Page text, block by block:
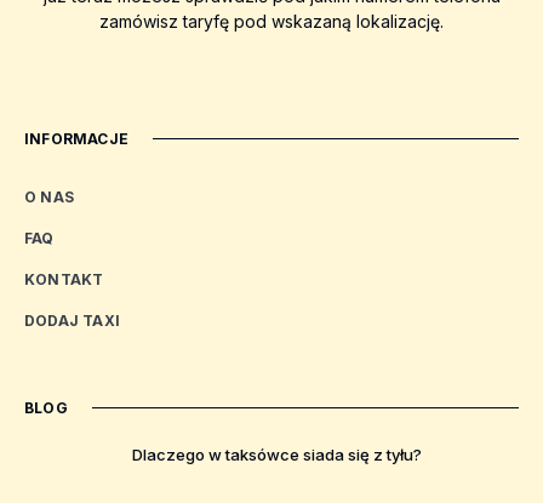
zamówisz taryfę pod wskazaną lokalizację.
INFORMACJE
O NAS
FAQ
KONTAKT
DODAJ TAXI
BLOG
Dlaczego w taksówce siada się z tyłu?